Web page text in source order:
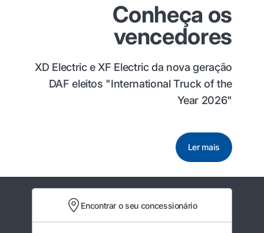
Conheça os
vencedores
XD Electric e XF Electric da nova geração
DAF eleitos "International Truck of the
Year 2026"
Ler mais
Encontrar o seu concessionário